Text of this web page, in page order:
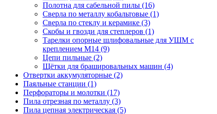
Полотна для сабельной пилы (16)
Сверла по металлу кобальтовые (1)
Сверла по стеклу и керамике (3)
Скобы и гвозди для степлеров (1)
Тарелки опорные шлифовальные для УШМ с
креплением М14 (9)
Цепи пильные (2)
Щётки для брашировальных машин (4)
Отвертки аккумуляторные (2)
Паяльные станции (1)
Перфораторы и молотки (17)
Пила отрезная по металлу (3)
Пила цепная электрическая (5)